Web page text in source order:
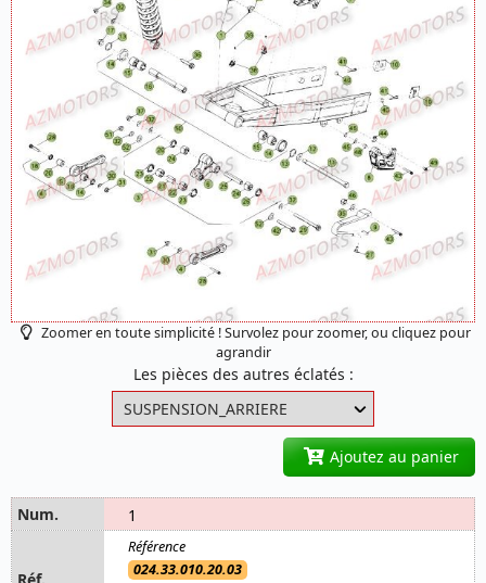
Zoomer en toute simplicité ! Survolez pour zoomer, ou cliquez pour
agrandir
Les pièces des autres éclatés :
Ajoutez au panier
1
024.33.010.20.03